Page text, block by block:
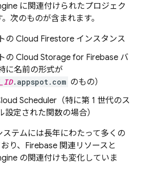
に関連付けられたプロジェク
次のものが含まれます。
の Cloud Firestore インスタンス
の Cloud Storage for Firebase バ
に名前の形式が
.appspot.com のもの）
Scheduler （特に第 1 世代のス
設定された関数の場合）
テムには長年にわたって多くの
り、Firebase 関連リソースと
の関連付けも変化していま